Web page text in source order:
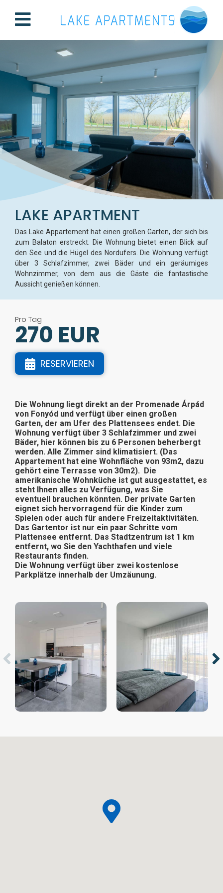
LAKE APARTMENT
Das Lake Appartement hat einen großen Garten, der sich bis
zum Balaton erstreckt. Die Wohnung bietet einen Blick auf
den See und die Hügel des Nordufers. Die Wohnung verfügt
über 3 Schlafzimmer, zwei Bäder und ein geräumiges
Wohnzimmer, von dem aus die Gäste die fantastische
Aussicht genießen können.
Pro Tag
270 EUR
RESERVIEREN
Die Wohnung liegt direkt an der Promenade Árpád
von Fonyód und verfügt über einen großen
Garten, der am Ufer des Plattensees endet. Die
Wohnung verfügt über 3 Schlafzimmer und zwei
Bäder, hier können bis zu 6 Personen beherbergt
werden. Alle Zimmer sind klimatisiert. (Das
Appartement hat eine Wohnfläche von 93m2, dazu
gehört eine Terrasse von 30m2). Die
amerikanische Wohnküche ist gut ausgestattet, es
steht Ihnen alles zu Verfügung, was Sie
eventuell brauchen könnten. Der private Garten
eignet sich hervorragend für die Kinder zum
Spielen oder auch für andere Freizeitaktivitäten.
Das Gartentor ist nur ein paar Schritte vom
Plattensee entfernt. Das Stadtzentrum ist 1 km
entfernt, wo Sie den Yachthafen und viele
Restaurants finden.
Die Wohnung verfügt über zwei kostenlose
Parkplätze innerhalb der Umzäunung.